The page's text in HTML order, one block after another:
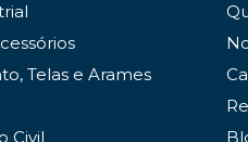
Telas e Arames
Civil